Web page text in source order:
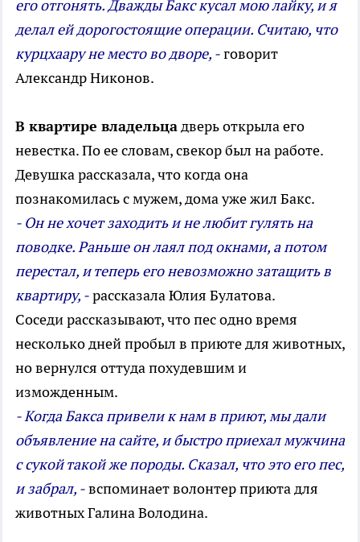
его отгонять. Дважды Бакс кусал мою лайку, и я
делал ей дорогостоящие операции. Считаю, что
курцхаару не место во дворе, -говорит
Александр Никонов.
В квартире владельцадверь открыла его
невестка. По ее словам, свекор был на работе.
Девушка рассказала, что когда она
познакомилась с мужем, дома уже жил Бакс.
- Он не хочет заходить и не любит гулять на
поводке. Раньше он лаял под окнами, а потом
перестал, и теперь его невозможно затащить в
квартиру, -рассказала Юлия Булатова.
Соседи рассказывают, что пес одно время
несколько дней пробыл в приюте для животных,
но вернулся оттуда похудевшим и
изможденным.
- Когда Бакса привели к нам в приют, мы дали
объявление на сайте, и быстро приехал мужчина
с сукой такой же породы. Сказал, что это его пес,
и забрал, -вспоминает волонтер приюта для
животных Галина Володина.